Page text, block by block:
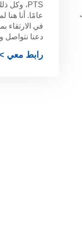
عامًا. أنا هنا
في الارتقاء
دعنا نتواصل
رابط معي